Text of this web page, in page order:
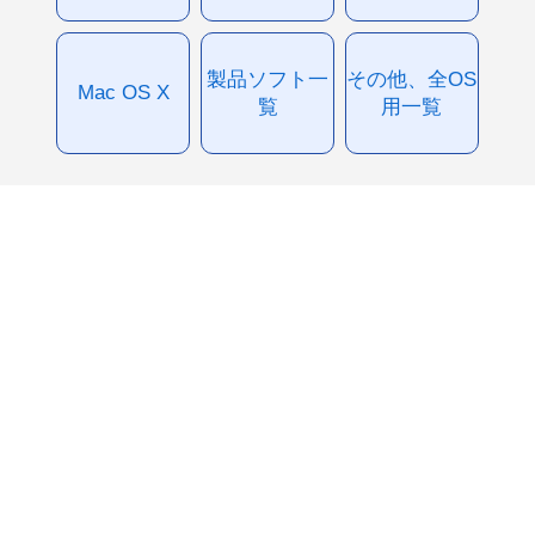
Mac OS X
製品ソフト一
覧
その他、全OS
用一覧